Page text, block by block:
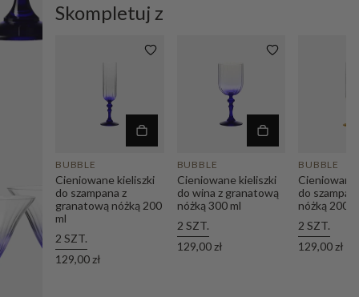
Skompletuj z
BUBBLE
Cieniowane kieliszki
do szampana z
granatową nóżką 200
ml
2 SZT.
129,00 zł
BUBBLE
Cieniowane kieliszki
do wina z granatową
nóżką 300 ml
2 SZT.
129,00 zł
BUBBLE
do
nóżką 200
2 SZT.
129,00 zł